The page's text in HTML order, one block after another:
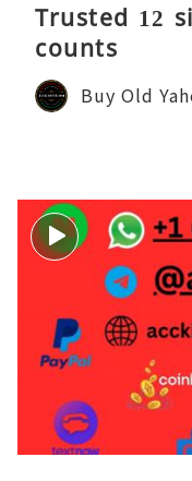
Trusted 12
counts
Buy Old